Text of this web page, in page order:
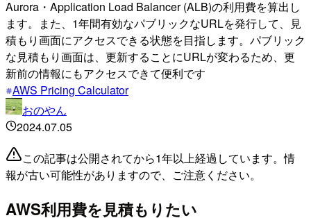
Aurora・Application Load Balancer (ALB)の利用費を算出し
ます。また、1年間有効なパブリックなURLを発行して、見
積もり画面にアクセスできる状態を目指します。パブリック
な見積もり画面は、更新することにURLが変わるため、更
新前の情報にもアクセスできて便利です
AWS Pricing Calculator
おのやん
2024.07.05
この記事は公開されてから1年以上経過しています。情
報が古い可能性がありますので、ご注意ください。
AWS利用費を見積もりたい